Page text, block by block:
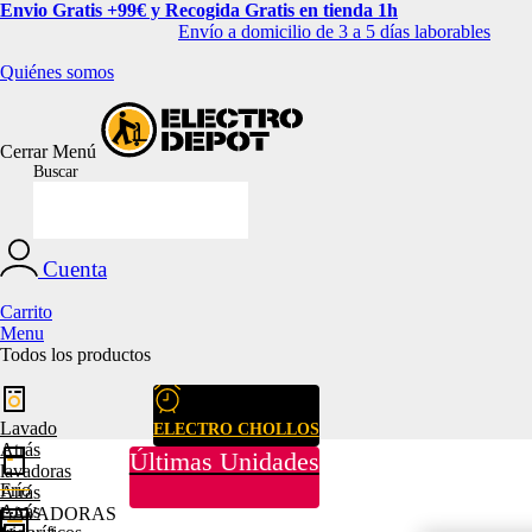
Envio Gratis +99€ y Recogida Gratis en tienda 1h
Envío a domicilio de 3 a 5 días laborables
Quiénes somos
CerrarMenú
Buscar
Cuenta
Carrito
Menu
Todos los productos
ELECTRO CHOLLOS
Últimas Unidades
Lavado
Atrás
lavadoras
Atrás
LAVADORAS
Frío
Atrás